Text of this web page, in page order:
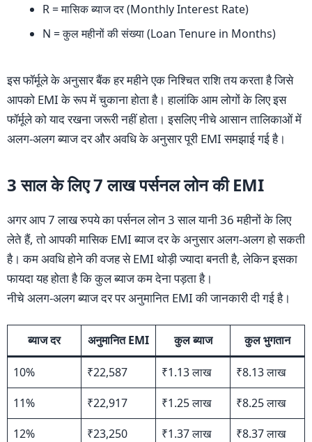
R = मासिक ब्याज दर (Monthly Interest Rate)
N = कुल महीनों की संख्या (Loan Tenure in Months)
इस फॉर्मूले के अनुसार बैंक हर महीने एक निश्चित राशि तय करता है जिसे
आपको EMI के रूप में चुकाना होता है। हालांकि आम लोगों के लिए इस
फॉर्मूले को याद रखना जरूरी नहीं होता। इसलिए नीचे आसान तालिकाओं में
अलग-अलग ब्याज दर और अवधि के अनुसार पूरी EMI समझाई गई है।
3 साल के लिए 7 लाख पर्सनल लोन की EMI
अगर आप 7 लाख रुपये का पर्सनल लोन 3 साल यानी 36 महीनों के लिए
लेते हैं, तो आपकी मासिक EMI ब्याज दर के अनुसार अलग-अलग हो सकती
है। कम अवधि होने की वजह से EMI थोड़ी ज्यादा बनती है, लेकिन इसका
फायदा यह होता है कि कुल ब्याज कम देना पड़ता है।
नीचे अलग-अलग ब्याज दर पर अनुमानित EMI की जानकारी दी गई है।
ब्याज दर अनुमानित EMI कुल ब्याज कुल भुगतान
10% ₹22,587 ₹1.13 लाख
₹8.13 लाख
11%
₹22,917 ₹1.25 लाख
₹8.25 लाख
12%
₹23,250 ₹1.37 लाख
₹8.37 लाख